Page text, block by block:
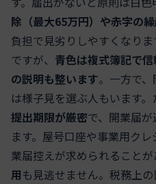
除（最大65万円）や赤字の
負担で見劣りしやすくなり
ですが、 青色は複式簿記で
の説明も整います。一方で
は様子見を選ぶ人もいます。
提出期限が厳密で、開業届
ます。屋号口座や事業用ク
業届控えが求められることが
用も見逃せません。税務上の